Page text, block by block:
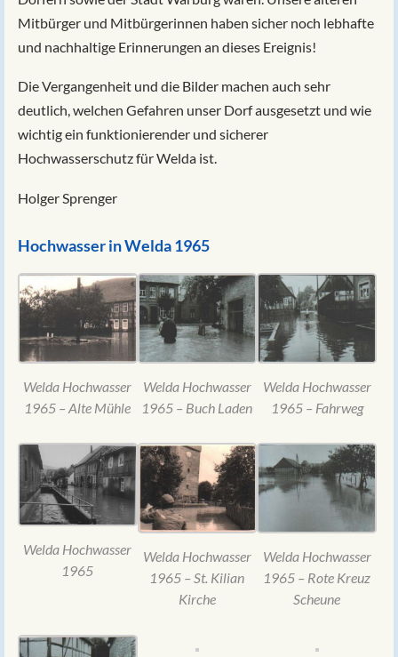
Mitbürger und Mitbürgerinnen haben sicher noch lebhafte
und nachhaltige Erinnerungen an dieses Ereignis!
Die Vergangenheit und die Bilder machen auch sehr
deutlich, welchen Gefahren unser Dorf ausgesetzt und wie
wichtig ein funktionierender und sicherer
Hochwasserschutz für Welda ist.
Holger Sprenger
Hochwasser in Welda 1965
Welda Hochwasser
1965 – Alte Mühle
Welda Hochwasser
1965 – Buch Laden
Welda Hochwasser
1965 – Fahrweg
Welda Hochwasser
1965
Welda Hochwasser
1965 – St. Kilian
Kirche
Welda Hochwasser
1965 – Rote Kreuz
Scheune